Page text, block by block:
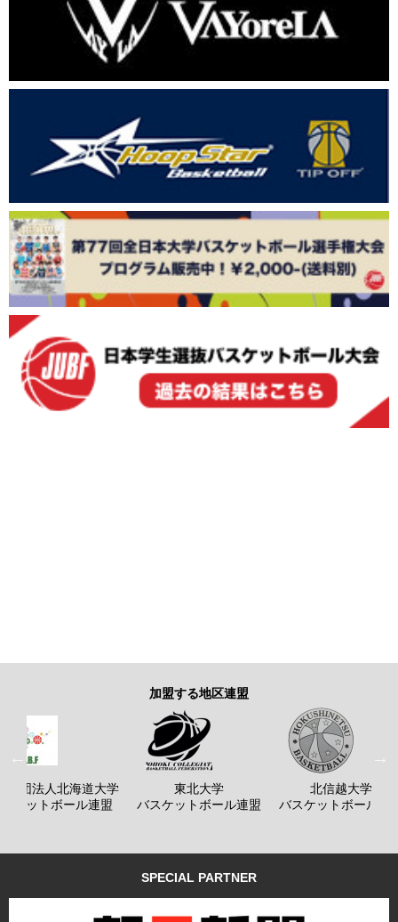
加盟する地区連盟
社団法人北海道大学
ケットボール連盟
東北大学
バスケットボール連盟
北信越大学
バスケットボール連
SPECIAL PARTNER